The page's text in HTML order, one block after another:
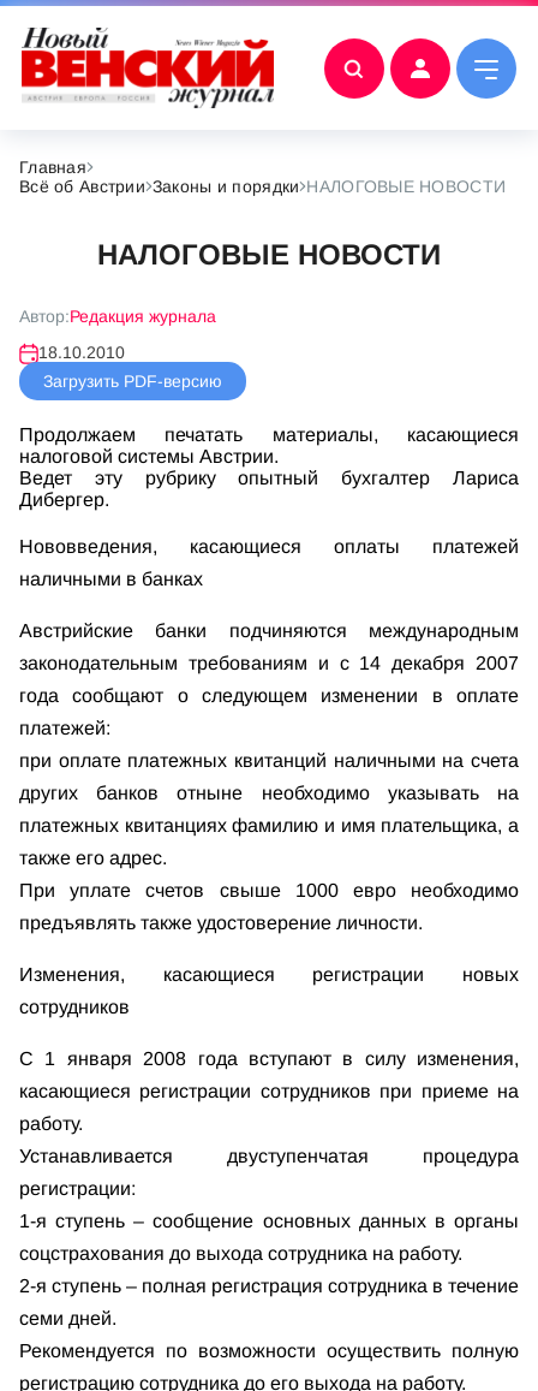
Главная
Всё об Австрии Законы и порядки НАЛОГОВЫЕ НОВОСТИ
НАЛОГОВЫЕ НОВОСТИ
Автор:Редакция журнала
18.10.2010
Загрузить PDF-версию
Продолжаем печатать материалы, касающиеся
налоговой системы Австрии.
Ведет эту рубрику опытный бухгалтер Лариса
Дибергер.
Нововведения, касающиеся оплаты платежей
наличными в банках
Австрийские банки подчиняются международным
законодательным требованиям и с 14 декабря 2007
года сообщают о следующем изменении в оплате
платежей:
при оплате платежных квитанций наличными на счета
других банков отныне необходимо указывать на
платежных квитанциях фамилию и имя плательщика, а
также его адрес.
При уплате счетов свыше 1000 евро необходимо
предъявлять также удостоверение личности.
Изменения, касающиеся регистрации новых
сотрудников
С 1 января 2008 года вступают в силу изменения,
касающиеся регистрации сотрудников при приеме на
работу.
Устанавливается двуступенчатая процедура
регистрации:
1-я ступень – сообщение основных данных в органы
соцстрахования до выхода сотрудника на работу.
2-я ступень – полная регистрация сотрудника в течение
семи дней.
Рекомендуется по возможности осуществить полную
регистрацию сотрудника до его выхода на работу.